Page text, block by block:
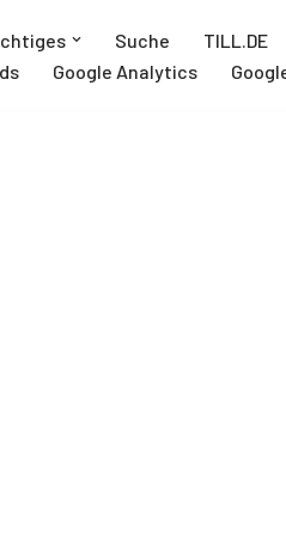
Suche TILL.DE
Google Analytics